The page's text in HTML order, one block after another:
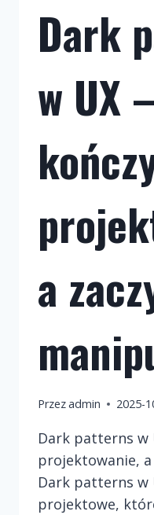
Dark
w UX
a
Przezadmin 2025-
Dark patterns w
projektowanie,
Dark patterns w
projektowe,